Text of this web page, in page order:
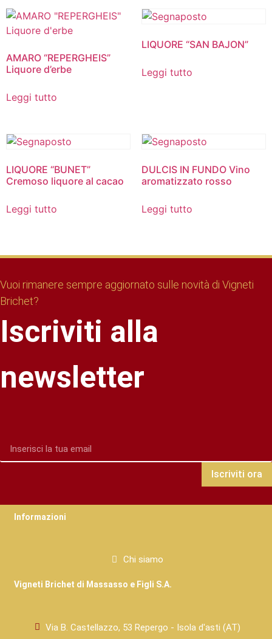
AMARO “REPERGHEIS”
Liquore d’erbe
Leggi tutto
LIQUORE “SAN BAJON”
Leggi tutto
LIQUORE “BUNET”
Cremoso liquore al cacao
Leggi tutto
DULCIS IN FUNDO Vino
aromatizzato rosso
Leggi tutto
Vuoi rimanere sempre aggiornato sulle novità di Vigneti
Brichet?
Iscriviti alla
newsletter
Iscriviti ora
Vigneti Brichet di Massasso e Figli S.A.
Via B. Castellazzo, 53 Repergo - Isola d'asti (AT)
Informazioni
Chi siamo